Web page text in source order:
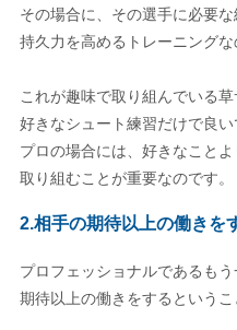
その場合に、その選手に必要な
持久力を高めるトレーニングな
これが趣味で取り組んでいる草
好きなシュート練習だけで良い
プロの場合には、好きなこと
取り組むことが重要なのです。
2.相手の期待以上の働きを
プロフェッショナルであるも
期待以上の働きをするというこ